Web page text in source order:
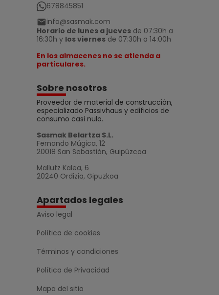
678845851
info@sasmak.com
Horario de lunes a jueves de 07:30h a
16:30h y los viernes de 07:30h a 14:00h
En los almacenes no se atienda a
particulares.
Sobre nosotros
Proveedor de material de construcción,
especializado Passivhaus y edificios de
consumo casi nulo.
Sasmak Belartza S.L.
Fernando Múgica, 12
20018 San Sebastián, Guipúzcoa
Mallutz Kalea, 6
20240 Ordizia, Gipuzkoa
Apartados legales
Aviso legal
Política de cookies
Términos y condiciones
Política de Privacidad
Mapa del sitio